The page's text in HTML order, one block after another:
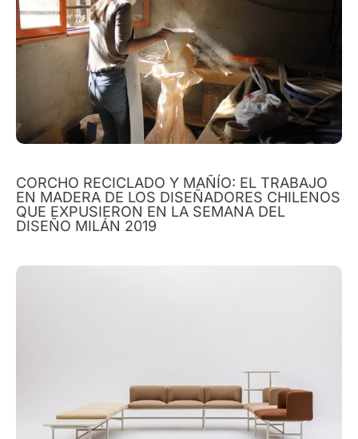
CORCHO RECICLADO Y MAÑÍO: EL TRABAJO
EN MADERA DE LOS DISEÑADORES CHILENOS
QUE EXPUSIERON EN LA SEMANA DEL
DISEÑO MILÁN 2019